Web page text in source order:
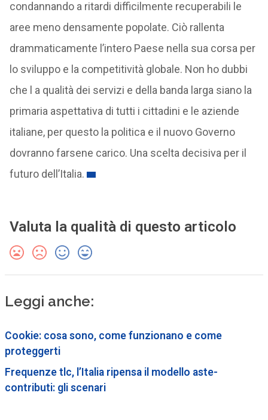
condannando a ritardi difficilmente recuperabili le
aree meno densamente popolate. Ciò rallenta
drammaticamente l’intero Paese nella sua corsa per
lo sviluppo e la competitività globale. Non ho dubbi
che l a qualità dei servizi e della banda larga siano la
primaria aspettativa di tutti i cittadini e le aziende
italiane, per questo la politica e il nuovo Governo
dovranno farsene carico. Una scelta decisiva per il
futuro dell’Italia.
Valuta la qualità di questo articolo
Leggi anche:
Cookie: cosa sono, come funzionano e come
proteggerti
Frequenze tlc, l’Italia ripensa il modello aste-
contributi: gli scenari